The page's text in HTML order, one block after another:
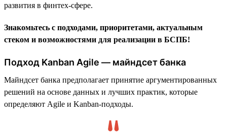
развития в финтех-сфере.
Знакомьтесь с подходами, приоритетами, актуальным
стеком и возможностями для реализации в БСПБ!
Подход Kanban Agile — майндсет банка
Майндсет банка предполагает принятие аргументированных
решений на основе данных и лучших практик, которые
определяют Agile и Kanban-подходы.